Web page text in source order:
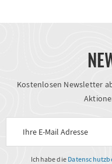
Kostenlosen Newsletter
Ich habe die